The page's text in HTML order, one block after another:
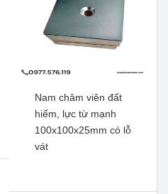
Nam châm viên đất
hiếm, lực từ mạnh
100x100x25mm có lỗ
vát